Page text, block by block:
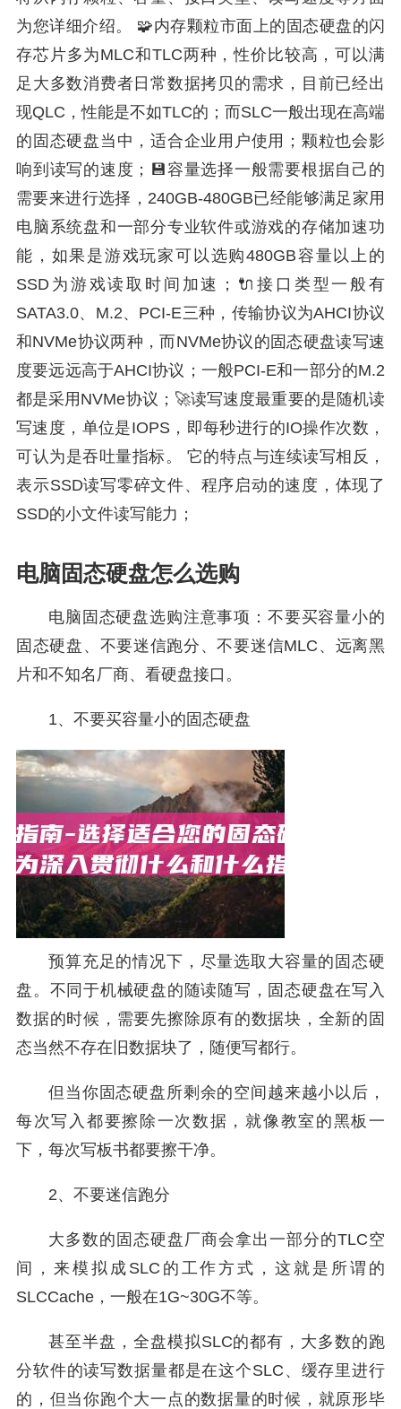
为您详细介绍。 🧩内存颗粒市面上的固态硬盘的闪
存芯片多为MLC和TLC两种，性价比较高，可以满
足大多数消费者日常数据拷贝的需求，目前已经出
现QLC，性能是不如TLC的；而SLC一般出现在高端
的固态硬盘当中，适合企业用户使用；颗粒也会影
响到读写的速度；💾容量选择一般需要根据自己的
需要来进行选择，240GB-480GB已经能够满足家用
电脑系统盘和一部分专业软件或游戏的存储加速功
能，如果是游戏玩家可以选购480GB容量以上的
SSD为游戏读取时间加速；🔌接口类型一般有
SATA3.0、M.2、PCI-E三种，传输协议为AHCI协议
和NVMe协议两种，而NVMe协议的固态硬盘读写速
度要远远高于AHCI协议；一般PCI-E和一部分的M.2
都是采用NVMe协议；🚀读写速度最重要的是随机读
写速度，单位是IOPS，即每秒进行的IO操作次数，
可认为是吞吐量指标。 它的特点与连续读写相反，
表示SSD读写零碎文件、程序启动的速度，体现了
SSD的小文件读写能力；
电脑固态硬盘怎么选购
电脑固态硬盘选购注意事项：不要买容量小的
固态硬盘、不要迷信跑分、不要迷信MLC、远离黑
片和不知名厂商、看硬盘接口。
1、不要买容量小的固态硬盘
预算充足的情况下，尽量选取大容量的固态硬
盘。不同于机械硬盘的随读随写，固态硬盘在写入
数据的时候，需要先擦除原有的数据块，全新的固
态当然不存在旧数据块了，随便写都行。
但当你固态硬盘所剩余的空间越来越小以后，
每次写入都要擦除一次数据，就像教室的黑板一
下，每次写板书都要擦干净。
2、不要迷信跑分
大多数的固态硬盘厂商会拿出一部分的TLC空
间，来模拟成SLC的工作方式，这就是所谓的
SLCCache，一般在1G~30G不等。
甚至半盘，全盘模拟SLC的都有，大多数的跑
分软件的读写数据量都是在这个SLC、缓存里进行
的，但当你跑个大一点的数据量的时候，就原形毕